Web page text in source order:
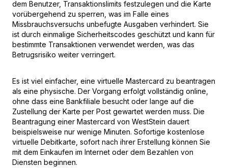
dem Benutzer, Transaktionslimits festzulegen und die Karte
vorübergehend zu sperren, was im Falle eines
Missbrauchsversuchs unbefugte Ausgaben verhindert. Sie
ist durch einmalige Sicherheitscodes geschützt und kann für
bestimmte Transaktionen verwendet werden, was das
Betrugsrisiko weiter verringert.
Es ist viel einfacher, eine virtuelle Mastercard zu beantragen
als eine physische. Der Vorgang erfolgt vollständig online,
ohne dass eine Bankfiliale besucht oder lange auf die
Zustellung der Karte per Post gewartet werden muss. Die
Beantragung einer Mastercard von WestStein dauert
beispielsweise nur wenige Minuten. Sofortige kostenlose
virtuelle Debitkarte, sofort nach ihrer Erstellung können Sie
mit dem Einkaufen im Internet oder dem Bezahlen von
Diensten beginnen.